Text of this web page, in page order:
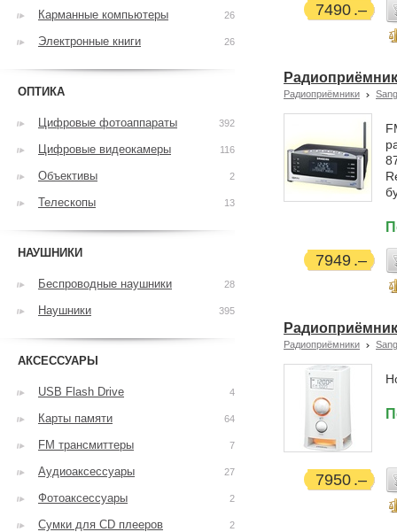
7490
Радиоприёмники
7949
Радиоприёмники
7950
Карманные компьютеры 26
Электронные книги 26
ОПТИКА
Цифровые фотоаппараты 392
Цифровые видеокамеры 116
Объективы 2
Телескопы 13
НАУШНИКИ
Беспроводные наушники 28
Наушники 395
АКСЕССУАРЫ
USB Flash Drive 4
Карты памяти 64
FM трансмиттеры 7
Аудиоаксессуары 27
Фотоаксессуары 2
Сумки для CD плееров 2